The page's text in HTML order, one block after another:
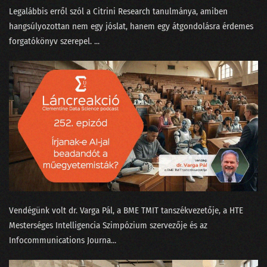
100 - Ezt is megértük!
098 - A GPT alapú keresők forradalmat hoznak
097 - Az igazság a Covid statisztikák körül
096 - Elvirát felköszöntötték névnapja alkalmából
095 - Elmetrükkök a prezentáció tudományában
094 - Kifényeztük a tavalyi kristálygömbünket!
093 - Így működik a ChatGPT
092 - MI-tél helyett MI-nyár lett 2022-ben
Legalábbis erről szól a Citrini Research ⁠tanulmánya, amiben
hangsúlyozottan nem egy jóslat, hanem egy átgondolásra érdemes
forgatókönyv szerepel. ...
Vendégünk volt ⁠dr. Varga Pál⁠, a BME TMIT tanszékvezetője, a ⁠HTE
Mesterséges Intelligencia Szimpózium⁠ szervezője és az
Infocommunications Journa...